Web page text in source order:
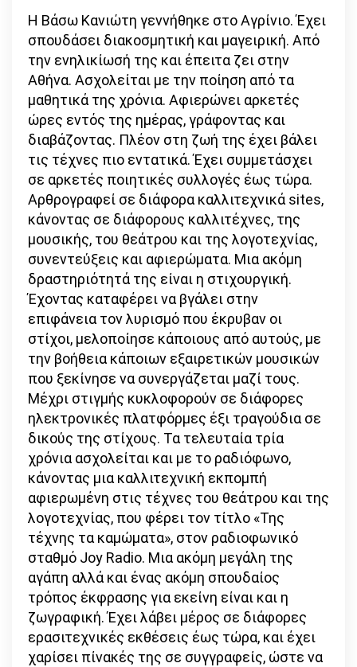
Η Βάσω Κανιώτη γεννήθηκε στο Αγρίνιο. Έχει
σπουδάσει διακοσμητική και μαγειρική. Από
την ενηλικίωσή της και έπειτα ζει στην
Αθήνα. Ασχολείται µε την ποίηση από τα
μαθητικά της χρόνια. Αφιερώνει αρκετές
ώρες εντός της ηµέρας, γράφοντας και
διαβάζοντας. Πλέον στη ζωή της έχει βάλει
τις τέχνες πιο εντατικά. Έχει συµµετάσχει
σε αρκετές ποιητικές συλλογές έως τώρα.
Αρθρογραφεί σε διάφορα καλλιτεχνικά sites,
κάνοντας σε διάφορους καλλιτέχνες, της
µουσικής, του θεάτρου και της λογοτεχνίας,
συνεντεύξεις και αφιερώματα. Μια ακόµη
δραστηριότητά της είναι η στιχουργική.
Έχοντας καταφέρει να βγάλει στην
επιφάνεια τον λυρισµό που έκρυβαν οι
στίχοι, µελοποίησε κάποιους από αυτούς, µε
την βοήθεια κάποιων εξαιρετικών µουσικών
που ξεκίνησε να συνεργάζεται µαζί τους.
Μέχρι στιγµής κυκλοφορούν σε διάφορες
ηλεκτρονικές πλατφόρµες έξι τραγούδια σε
δικούς της στίχους. Τα τελευταία τρία
χρόνια ασχολείται και µε το ραδιόφωνο,
κάνοντας µια καλλιτεχνική εκπομπή
αφιερωμένη στις τέχνες του θεάτρου και της
λογοτεχνίας, που φέρει τον τίτλο «Της
τέχνης τα καμώματα», στον ραδιοφωνικό
σταθµό Joy Radio. Μια ακόµη µεγάλη της
αγάπη αλλά και ένας ακόµη σπουδαίος
τρόπος έκφρασης για εκείνη είναι και η
ζωγραφική. Έχει λάβει µέρος σε διάφορες
ερασιτεχνικές εκθέσεις έως τώρα, και έχει
χαρίσει πίνακές της σε συγγραφείς, ώστε να